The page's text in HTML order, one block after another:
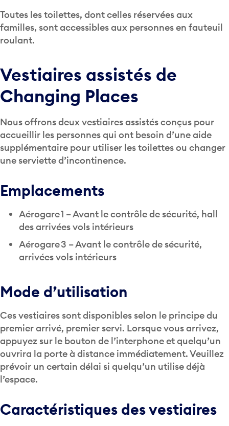
Toutes les toilettes, dont celles réservées aux
familles, sont accessibles aux personnes en fauteuil
roulant.
Vestiaires assistés de
Changing Places
Nous offrons deux vestiaires assistés conçus pour
accueillir les personnes qui ont besoin d’une aide
supplémentaire pour utiliser les toilettes ou changer
une serviette d’incontinence.
Emplacements
Aérogare 1 – Avant le contrôle de sécurité, hall
des arrivées vols intérieurs
Aérogare 3 – Avant le contrôle de sécurité,
arrivées vols intérieurs
Mode d’utilisation
Ces vestiaires sont disponibles selon le principe du
premier arrivé, premier servi. Lorsque vous arrivez,
appuyez sur le bouton de l’interphone et quelqu’un
ouvrira la porte à distance immédiatement. Veuillez
prévoir un certain délai si quelqu’un utilise déjà
l’espace.
Caractéristiques des vestiaires